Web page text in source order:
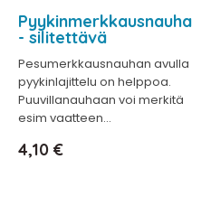
Pyykinmerkkausnauha
- silitettävä
Pesumerkkausnauhan avulla
pyykinlajittelu on helppoa.
Puuvillanauhaan voi merkitä
esim vaatteen...
Hinta
4,10 €